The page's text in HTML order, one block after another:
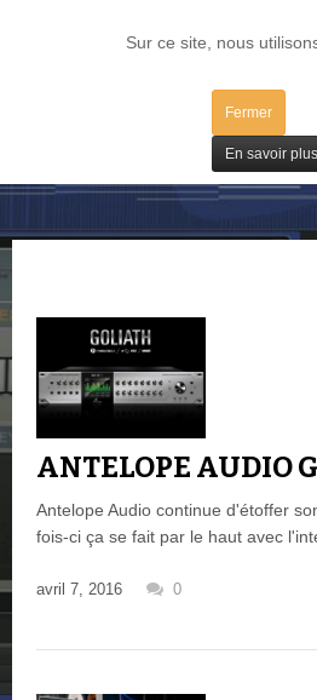
Sur ce site, nous
Fermer
En savoir plus
ANTELOPE AUDIO
Antelope Audio continue d'étoffer
fois-ci ça se fait par le haut avec
avril 7, 2016 0